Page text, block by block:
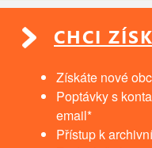
CHCI
Získáte nové
Poptávky s
email*
Přístup k